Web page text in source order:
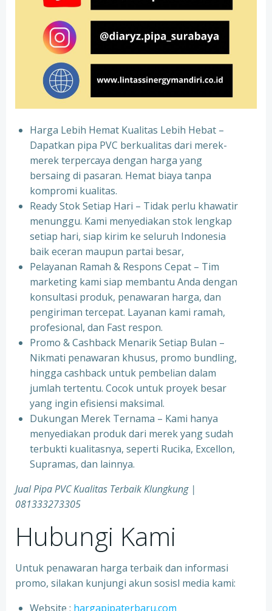
Harga Lebih Hemat Kualitas Lebih Hebat –
Dapatkan pipa PVC berkualitas dari merek-
merek terpercaya dengan harga yang
bersaing di pasaran. Hemat biaya tanpa
kompromi kualitas.
Ready Stok Setiap Hari – Tidak perlu khawatir
menunggu. Kami menyediakan stok lengkap
setiap hari, siap kirim ke seluruh Indonesia
baik eceran maupun partai besar,
Pelayanan Ramah & Respons Cepat – Tim
marketing kami siap membantu Anda dengan
konsultasi produk, penawaran harga, dan
pengiriman tercepat. Layanan kami ramah,
profesional, dan Fast respon.
Promo & Cashback Menarik Setiap Bulan –
Nikmati penawaran khusus, promo bundling,
hingga cashback untuk pembelian dalam
jumlah tertentu. Cocok untuk proyek besar
yang ingin efisiensi maksimal.
Dukungan Merek Ternama – Kami hanya
menyediakan produk dari merek yang sudah
terbukti kualitasnya, seperti Rucika, Excellon,
Supramas, dan lainnya.
Jual Pipa PVC Kualitas Terbaik Klungkung |
081333273305
Hubungi Kami
Untuk penawaran harga terbaik dan informasi
promo, silakan kunjungi akun sosisl media kami:
Website : hargapipaterbaru.com